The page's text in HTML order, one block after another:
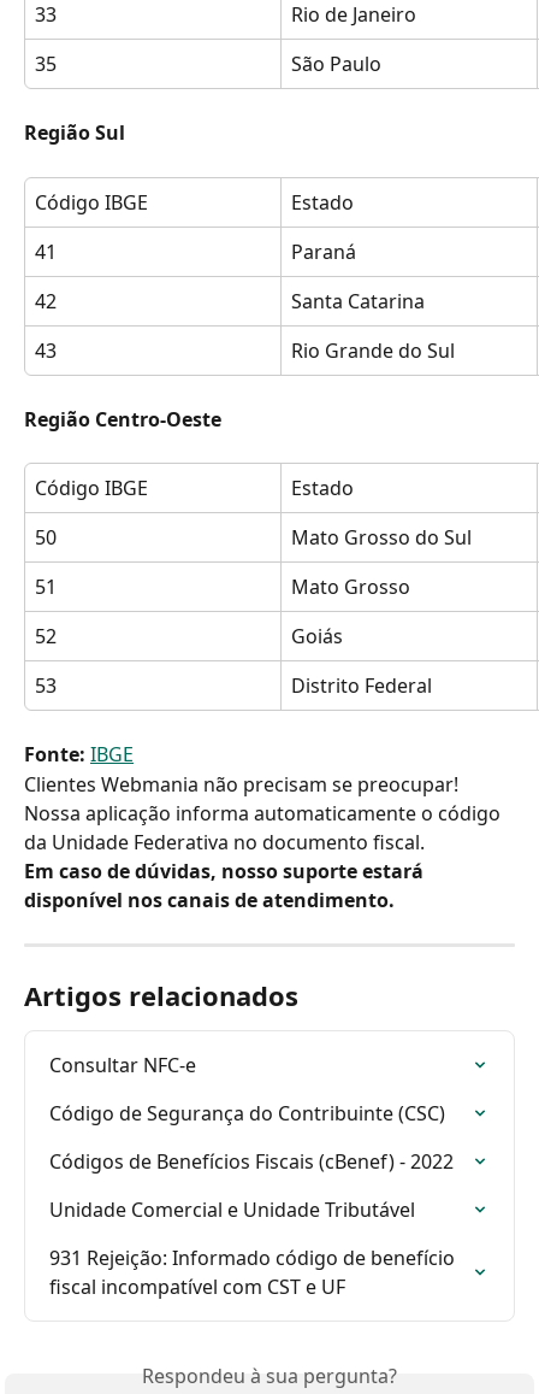
33
Rio de Janeiro
35
São Paulo
Região Sul
Código IBGE
Estado
41
Paraná
42
Santa Catarina
43
Rio Grande do Sul
Região Centro-Oeste
Código IBGE
Estado
50
Mato Grosso do Sul
51
Mato Grosso
52
Goiás
53
Distrito Federal
Fonte: IBGE
Clientes Webmania não precisam se preocupar!
Nossa aplicação informa automaticamente o código
da Unidade Federativa no documento fiscal.
Em caso de dúvidas, nosso suporte estará
disponível nos canais de atendimento.
Artigos relacionados
Consultar NFC-e
Código de Segurança do Contribuinte (CSC)
Códigos de Benefícios Fiscais (cBenef) - 2022
Unidade Comercial e Unidade Tributável
931 Rejeição: Informado código de benefício
fiscal incompatível com CST e UF
Respondeu à sua pergunta?